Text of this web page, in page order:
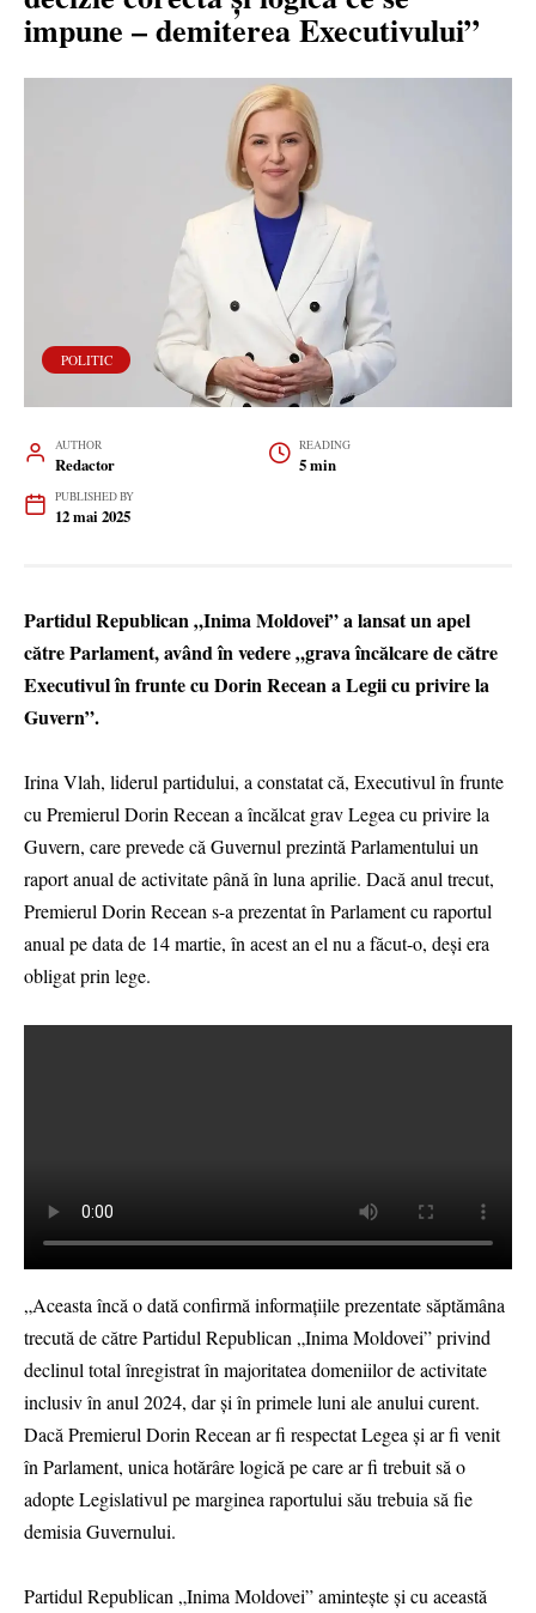
impune – demiterea Executivului”
POLITIC
AUTHOR
Redactor
READING
5 min
PUBLISHED BY
12 mai 2025
Partidul Republican „Inima Moldovei” a lansat un apel
către Parlament, având în vedere „grava încălcare de către
Executivul în frunte cu Dorin Recean a Legii cu privire la
Guvern”.
Irina Vlah, liderul partidului, a constatat că, Executivul în frunte
cu Premierul Dorin Recean a încălcat grav Legea cu privire la
Guvern, care prevede că Guvernul prezintă Parlamentului un
raport anual de activitate până în luna aprilie. Dacă anul trecut,
Premierul Dorin Recean s-a prezentat în Parlament cu raportul
anual pe data de 14 martie, în acest an el nu a făcut-o, deşi era
obligat prin lege.
„Aceasta încă o dată confirmă informaţiile prezentate săptămâna
trecută de către Partidul Republican „Inima Moldovei” privind
declinul total înregistrat în majoritatea domeniilor de activitate
inclusiv în anul 2024, dar şi în primele luni ale anului curent.
Dacă Premierul Dorin Recean ar fi respectat Legea şi ar fi venit
în Parlament, unica hotărâre logică pe care ar fi trebuit să o
adopte Legislativul pe marginea raportului său trebuia să fie
demisia Guvernului.
Partidul Republican „Inima Moldovei” aminteşte şi cu această